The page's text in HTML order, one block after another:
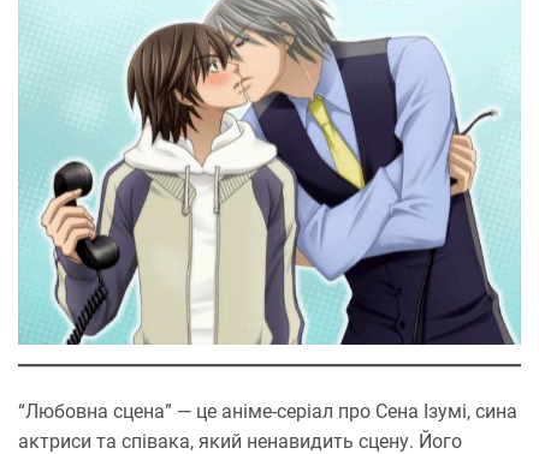
“Любовна сцена” — це аніме-серіал про Сена Ізумі, сина
актриси та співака, який ненавидить сцену. Його